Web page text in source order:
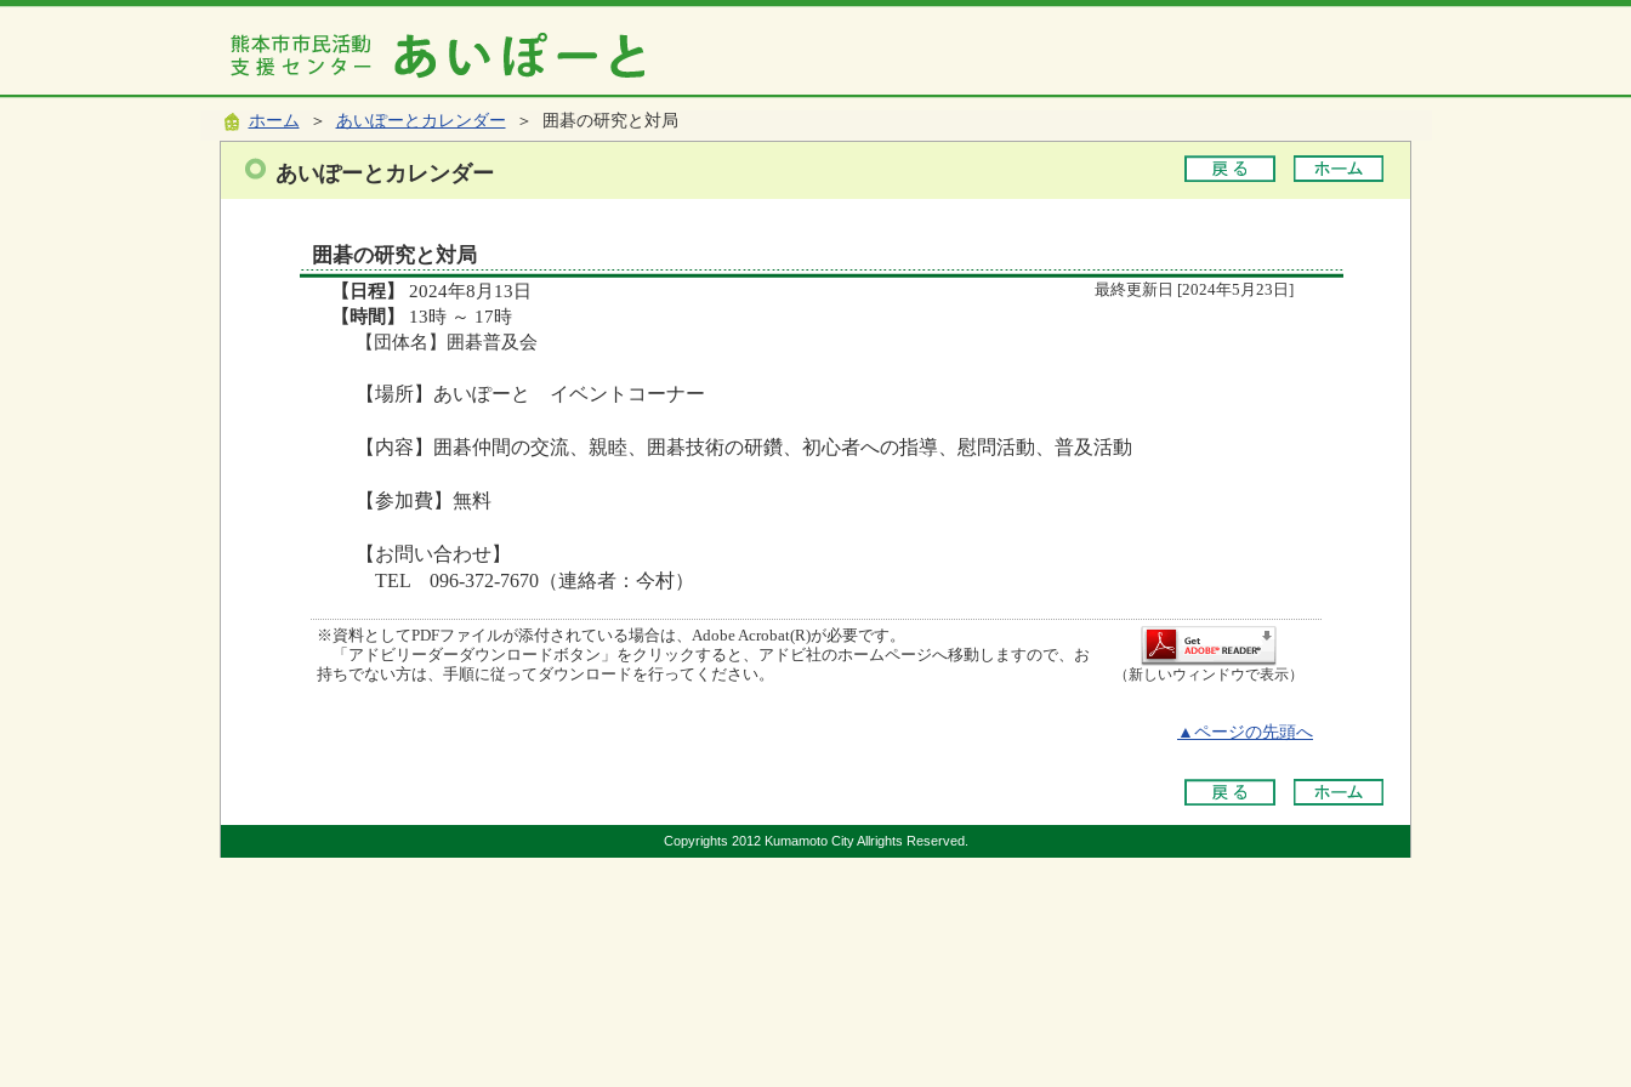
ホーム ＞ あいぽーとカレンダー ＞ 囲碁の研究と対局
あいぽーとカレンダー
囲碁の研究と対局
【日程】 2024年8月13日 最終更新日 [2024年5月23日]
【時間】
13時 ～ 17時
【団体名】囲碁普及会
【場所】あいぽーと イベントコーナー
【内容】囲碁仲間の交流、親睦、囲碁技術の研鑽、初心者への指導、慰問活動、普及活動
【参加費】無料
【お問い合わせ】
TEL 096-372-7670（連絡者：今村）
※資料としてPDFファイルが添付されている場合は、Adobe Acrobat(R)が必要です。
「アドビリーダーダウンロードボタン」をクリックすると、アドビ社のホームページへ移動しますので、お
持ちでない方は、手順に従ってダウンロードを行ってください。
（新しいウィンドウで表示）
▲ページの先頭へ
Copyrights 2012 Kumamoto City Allrights Reserved.